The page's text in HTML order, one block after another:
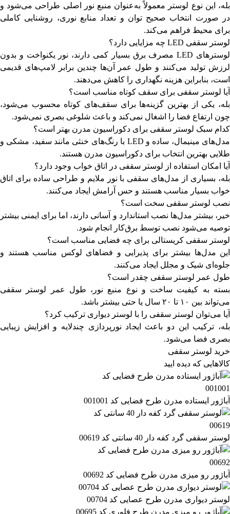
بله، این نوع لوستر معمولاً به‌عنوان منبع نور اصلی طراحی می‌شود و
در صورت انتخاب صحیح توان و تعداد منابع نوری، روشنایی کاملی
برای محیط فراهم می‌کند.
لوستر سقفی LED چه مزایایی دارد؟
لوسترهای LED مصرف برق بسیار کمی دارند، نور یکنواخت و بدون
لرزش تولید می‌کنند و طول عمر آن‌ها چندین برابر لامپ‌های قدیمی
است، بنابراین هزینه نگهداری را کاهش می‌دهند.
آیا لوستر سقفی برای سقف کوتاه مناسب است؟
بله، یکی از بهترین گزینه‌ها برای سقف‌های کوتاه محسوب می‌شود،
چون ارتفاع فضا را اشغال نمی‌کند و باعث شلوغی بصری نمی‌شود.
کدام سبک لوستر سقفی برای دکوراسیون مدرن بهتر است؟
مدل‌های مینیمال، ساده و LED با رنگ‌های خنثی مانند سفید، مشکی و
طلایی بهترین انتخاب برای دکوراسیون مدرن هستند.
آیا امکان استفاده از لوستر سقفی در اتاق خواب وجود دارد؟
بله، بسیاری از مدل‌های سقفی با نور ملایم و طراحی ساده برای اتاق
خواب بسیار مناسب هستند و حس آرامش ایجاد می‌کنند.
نصب لوستر سقفی سخت است؟
خیر، بیشتر مدل‌ها نصب استاندارد و آسانی دارند، اما برای ایمنی بیشتر
توصیه می‌شود نصب توسط برق‌کار انجام شود.
لوستر سقفی کریستالی برای چه فضایی مناسب است؟
این مدل‌ها بیشتر برای پذیرایی و فضاهای لوکس مناسب هستند و
جلوه‌ای شیک و مجلل ایجاد می‌کنند.
طول عمر لوستر سقفی چقدر است؟
بسته به کیفیت ساخت و نوع منبع نور، طول عمر لوستر سقفی
می‌تواند بین ۱۰ تا ۲۰ سال یا حتی بیشتر باشد.
آیا می‌توان لوستر سقفی را با لوستر دیواری ترکیب کرد؟
بله، ترکیب این دو باعث ایجاد نورپردازی چندلایه و افزایش زیبایی
بصری فضا می‌شود.
خرید لوستر سقفی
کالاهایی که دیده ایید
آباژور ایستاده مدرن طرح فضایی کد 001001
لوستر سقفی گرد کفه دار 40 سانتی کد 00619
آباژور رو میزی مدرن طرح فضایی کد 00692
لوستر دیواری مدرن طرح عصایی کد 00704